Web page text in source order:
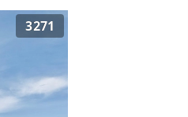
3271